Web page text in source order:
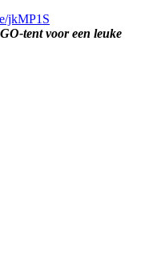
jkMP1S
tent voor een leuke